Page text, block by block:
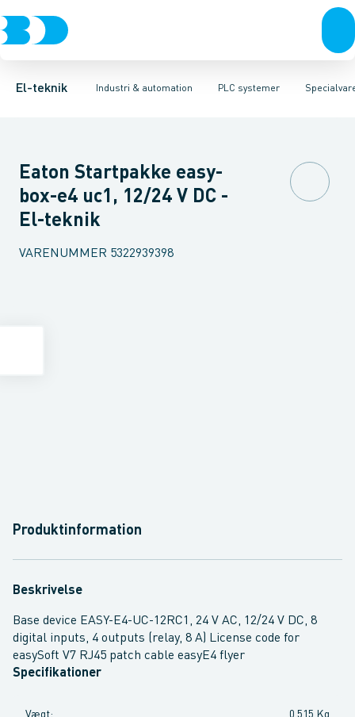
El-teknik Industri & automation
Afbrydere, stikkontakter & lampeudtagForgreningsmateriel
PLC systemer
Industristiksystemer Frekvensomformere og softstartere
Distribueret I/O - analog/digital modulPLC strømforsyning
Eaton Startpakke easy-
box-e4 uc1, 12/24 V DC -
El-teknik
VARENUMMER 5322939398
Produktinformation
Beskrivelse
Base device EASY-E4-UC-12RC1, 24 V AC, 12/24 V DC, 8
digital inputs, 4 outputs (relay, 8 A) License code for
easySoft V7 RJ45 patch cable easyE4 flyer
Specifikationer
Vægt: 0,515 Kg